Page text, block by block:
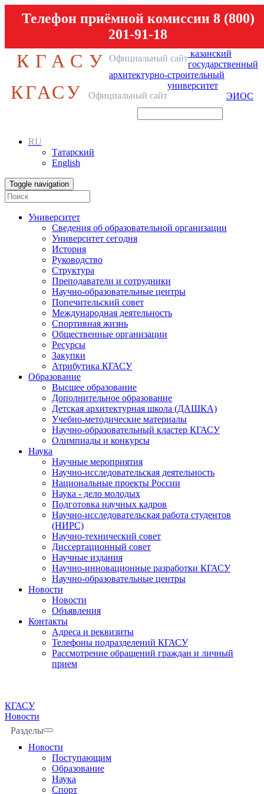
Телефон приёмной комиссии 8 (800)
201-91-18
КГАСУ Официальный сайт казанский
государственный
архитектурно-строительный
университет
КГАСУ Официальный сайт ЭИОС
RU
Татарский
English
Toggle navigation
Университет
Сведения об образовательной организации
Университет сегодня
История
Руководство
Структура
Преподаватели и сотрудники
Научно-образовательные центры
Попечительский совет
Международная деятельность
Спортивная жизнь
Общественные организации
Ресурсы
Закупки
Атрибутика КГАСУ
Образование
Высшее образование
Дополнительное образование
Детская архитектурная школа (ДАШКА)
Учебно-методические материалы
Научно-образовательный кластер КГАСУ
Олимпиады и конкурсы
Наука
Научные мероприятия
Научно-исследовательская деятельность
Национальные проекты России
Наука - дело молодых
Подготовка научных кадров
Научно-исследовательская работа студентов
(НИРС)
Научно-технический совет
Диссертационный совет
Научные издания
Научно-инновационные разработки КГАСУ
Научно-образовательные центры
Новости
Новости
Объявления
Контакты
Адреса и реквизиты
Телефоны подразделений КГАСУ
Рассмотрение обращений граждан и личный
прием
КГАСУ
Новости
Разделы
Новости
Поступающим
Образование
Наука
Спорт